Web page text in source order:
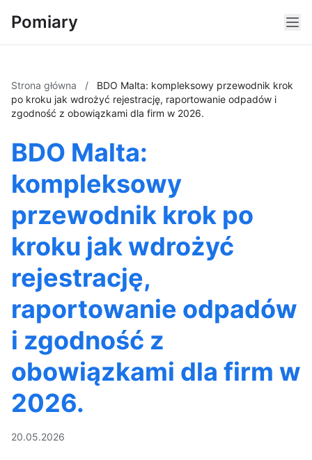
Pomiary
Strona główna /
BDO Malta: kompleksowy przewodnik krok
po kroku jak wdrożyć rejestrację, raportowanie odpadów i
zgodność z obowiązkami dla firm w 2026.
BDO Malta:
kompleksowy
przewodnik krok po
kroku jak wdrożyć
rejestrację,
raportowanie odpadów
i zgodność z
obowiązkami dla firm w
2026.
20.05.2026